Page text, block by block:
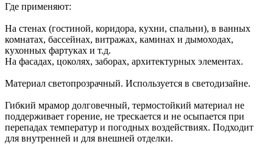
Где применяют:
На стенах (гостиной, коридора, кухни, спальни), в ванных
комнатах, бассейнах, витражах, каминах и дымоходах,
кухонных фартуках и т.д.
На фасадах, цоколях, заборах, архитектурных элементах.
Материал светопрозрачный. Используется в светодизайне.
Гибкий мрамор долговечный, термостойкий материал не
поддерживает горение, не трескается и не осыпается при
перепадах температур и погодных воздействиях. Подходит
для внутренней и для внешней отделки.